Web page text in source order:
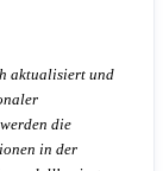
aktualisiert und
die
in der